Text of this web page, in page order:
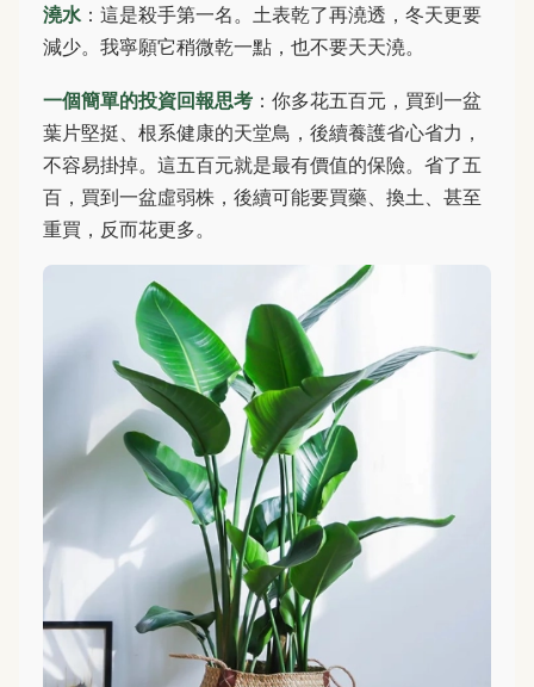
澆水：這是殺手第一名。土表乾了再澆透，冬天更要
減少。我寧願它稍微乾一點，也不要天天澆。
一個簡單的投資回報思考 ：你多花五百元，買到一盆
葉片堅挺、根系健康的天堂鳥，後續養護省心省力，
不容易掛掉。這五百元就是最有價值的保險。省了五
百，買到一盆虛弱株，後續可能要買藥、換土、甚至
重買，反而花更多。